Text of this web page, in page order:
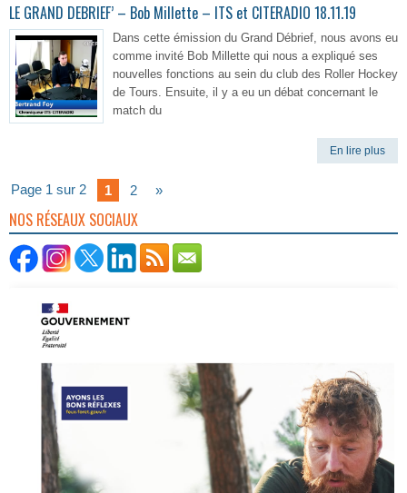
LE GRAND DEBRIEF’ – Bob Millette – ITS et CITERADIO 18.11.19
Dans cette émission du Grand Débrief, nous avons eu
comme invité Bob Millette qui nous a expliqué ses
nouvelles fonctions au sein du club des Roller Hockey
de Tours. Ensuite, il y a eu un débat concernant le
match du
En lire plus
Page 1 sur 2 1 2 »
NOS RÉSEAUX SOCIAUX